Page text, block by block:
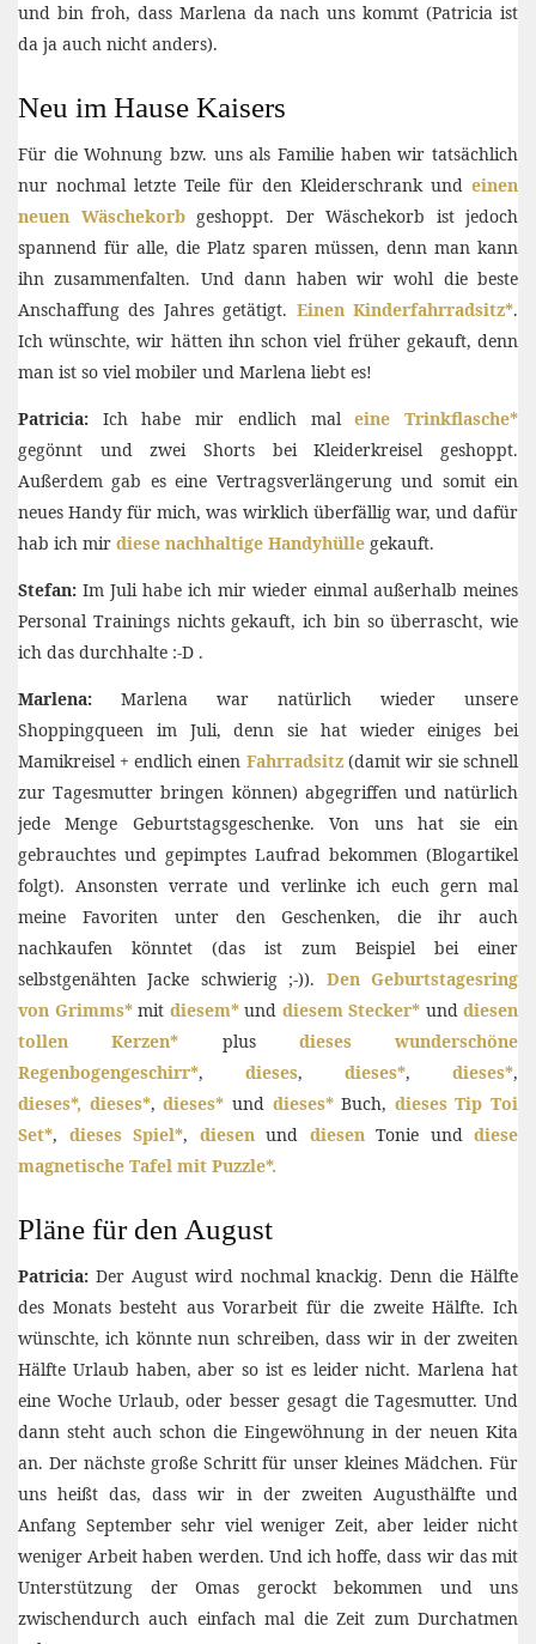
und bin froh, dass Marlena da nach uns kommt (Patricia ist
da ja auch nicht anders).
Neu im Hause Kaisers
Für die Wohnung bzw. uns als Familie haben wir tatsächlich
nur nochmal letzte Teile für den Kleiderschrank und einen
neuen Wäschekorbgeshoppt. Der Wäschekorb ist jedoch
spannend für alle, die Platz sparen müssen, denn man kann
ihn zusammenfalten. Und dann haben wir wohl die beste
Anschaffung des Jahres getätigt. Einen Kinderfahrradsitz*.
Ich wünschte, wir hätten ihn schon viel früher gekauft, denn
man ist so viel mobiler und Marlena liebt es!
Patricia: Ich habe mir endlich maleine Trinkflasche*
gegönnt und zwei Shorts bei Kleiderkreisel geshoppt.
Außerdem gab es eine Vertragsverlängerung und somit ein
neues Handy für mich, was wirklich überfällig war, und dafür
hab ich mir diese nachhaltige Handyhülle gekauft.
Stefan: Im Juli habe ich mir wieder einmal außerhalb meines
Personal Trainings nichts gekauft, ich bin so überrascht, wie
ich das durchhalte :-D .
Marlena: Marlena war natürlich wieder unsere
Shoppingqueen im Juli, denn sie hat wieder einiges bei
Mamikreisel + endlich einen Fahrradsitz (damit wir sie schnell
zur Tagesmutter bringen können) abgegriffen und natürlich
jede Menge Geburtstagsgeschenke. Von uns hat sie ein
gebrauchtes und gepimptes Laufrad bekommen (Blogartikel
folgt). Ansonsten verrate und verlinke ich euch gern mal
meine Favoriten unter den Geschenken, die ihr auch
nachkaufen könntet (das ist zum Beispiel bei einer
selbstgenähten Jacke schwierig ;-)). Den Geburtstagesring
von Grimms*mit diesem*und diesem Stecker* und diesen
tollen Kerzen* plus dieses wunderschöne
Regenbogengeschirr*, dieses, dieses*, dieses*,
dieses*, dieses*,dieses* und dieses*Buch, dieses Tip Toi
Set*, dieses Spiel*, diesenund diesenTonie und diese
magnetische Tafel mit Puzzle*.
Pläne für den August
Patricia: Der August wird nochmal knackig. Denn die Hälfte
des Monats besteht aus Vorarbeit für die zweite Hälfte. Ich
wünschte, ich könnte nun schreiben, dass wir in der zweiten
Hälfte Urlaub haben, aber so ist es leider nicht. Marlena hat
eine Woche Urlaub, oder besser gesagt die Tagesmutter. Und
dann steht auch schon die Eingewöhnung in der neuen Kita
an. Der nächste große Schritt für unser kleines Mädchen. Für
uns heißt das, dass wir in der zweiten Augusthälfte und
Anfang September sehr viel weniger Zeit, aber leider nicht
weniger Arbeit haben werden. Und ich hoffe, dass wir das mit
Unterstützung der Omas gerockt bekommen und uns
zwischendurch auch einfach mal die Zeit zum Durchatmen